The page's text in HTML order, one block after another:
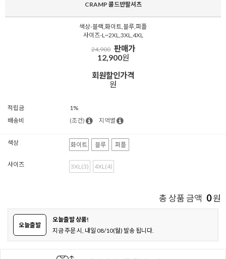
CRAMP 콜드반팔셔츠
색상-블랙,화이트,블루,퍼플
사이즈-L~2XL,3XL,4XL
24,900 판매가
12,900원
회원할인가격
원
적립금
1%
배송비
(조건) 지역별
색상 화이트 블루 퍼플
사이즈 3XL(3) 4XL(4)
총 상품 금액 0원
오늘출발
오늘출발 상품!
지금 주문 시, 내일 08/10(월) 발송 됩니다.